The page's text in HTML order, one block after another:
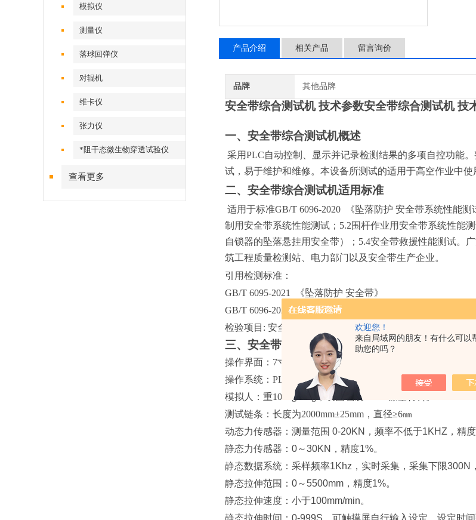
欢迎您！
来自局域网的朋友！有什么可以
助您的吗？
模拟仪
测量仪
落球回弹仪
对辊机
维卡仪
张力仪
*阻干态微生物穿透试验仪
查看更多
产品介绍 相关产品 留言询价
品牌 其他品牌
安全带综合测试机 技术参数安全带综合测试机 技
一、安全带综合测试机概述
采用PLC自动控制、显示并记录检测结果的多项自控功能
试，易于维护和维修。本设备所测试的适用于高空作业中
二、安全带综合测试机适用标准
适用于标准GB/T 6096-2020 《坠落防护 安全带系统性能
制用安全带系统性能测试；5.2围杆作业用安全带系统性能
自锁器的坠落悬挂用安全带）；5.4安全带救援性能测试。
筑工程质量检测站、电力部门以及安全带生产企业。
引用检测标准：
GB/T 6095-2021
《坠落防护 安全带》
GB/T 6096-2020《坠落防护 安全带系统性能测试方法》
检验项目 : 安全带安全性
三、安全带综合测试机技术参数
操作界面： 7寸彩色触摸屏
操作系统： PLC
模拟人：重100kg±1kg，表面包裹40mm橡塑材料。
测试链条：长度为2000mm±25mm，直径≥6㎜
动态力传感器：测量范围 0-20KN ，频率不低于1KHZ ，精度
静态力传感器： 0～30KN ，精度1%。
静态数据系统：采样频率1Khz ，实时采集，采集下限300N
静态拉伸范围： 0～ 5500mm ，精度1%。
静态拉伸速度：小于100mm/min。
静态拉伸时间： 0-999S ，可触摸屏自行输入设定，设定时